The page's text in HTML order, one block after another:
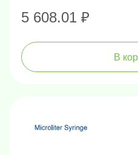
5 608.01 ₽
В